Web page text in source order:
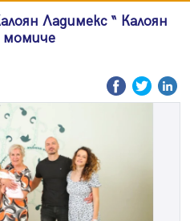
Ладимекс “ Калоян
момиче